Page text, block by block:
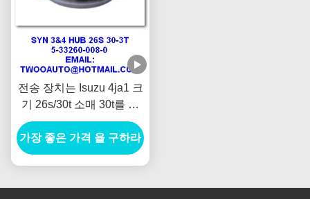
전송 장치는 Isuzu 4ja1 크
기 26s/30t 소매 30t를 위
한 제 3/4 허브 Oem No.5-
33260-008-0를 분해합니
다
가장 좋은 가격 을 구하라